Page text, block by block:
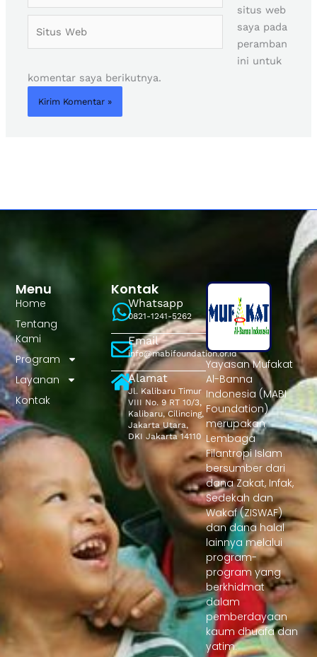
Web
situs web
saya pada
peramban
ini untuk
komentar saya berikutnya.
Menu
Home
Tentang
Kami
Program
Layanan
Kontak
Kontak
Whatsapp
0821-1241-5262
Email
info@mabifoundation.or.id
Alamat
Jl. Kalibaru Timur
VIII No. 9 RT 10/3,
Kalibaru, Cilincing,
Jakarta Utara,
DKI Jakarta 14110
Yayasan Mufakat
Al-Banna
Indonesia (MABI
Foundation)
merupakan
Lembaga
Filantropi Islam
bersumber dari
dana Zakat, Infak,
Sedekah dan
Wakaf (ZISWAF)
dan dana halal
lainnya melalui
program-
program yang
berkhidmat
dalam
pemberdayaan
kaum dhuafa dan
yatim.